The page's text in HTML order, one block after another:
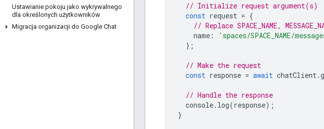
Ustawianie pokoju jako wykrywalnego
dla określonych użytkowników
Migracja organizacji do Google Chat
// Initialize request argument(s)
const request = {
// Replace SPACE_NAME,
name : 'spaces/SPACE_NAME/
};
// Make the request
const response = await chatClient.
// Handle the response
console. log(response);
}